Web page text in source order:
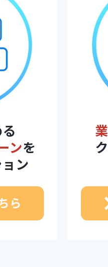
ンを
ン
ら